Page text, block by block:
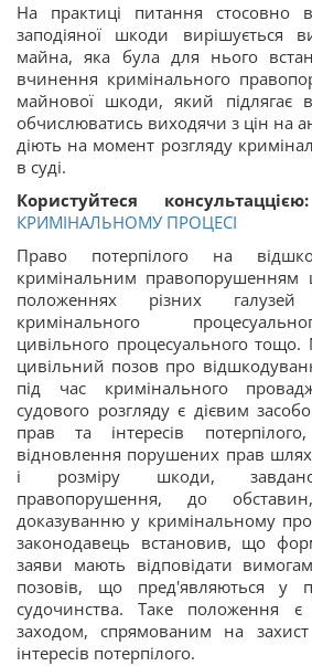
На практиці питання стосовно
заподіяної шкоди вирішується
майна, яка була для нього
вчинення кримінального
майнової шкоди, який підлягає
обчислюватись виходячи з цін на
діють на момент розгляду
в суді.
Користуйтеся консультаццією:
КРИМІНАЛЬНОМУ ПРОЦЕСІ
Право потерпілого на
кримінальним правопорушенням
положеннях різних
кримінального
цивільного процесуального тощо.
цивільний позов про
під час кримінального
судового розгляду є дієвим
прав та інтересів
відновлення порушених прав
і розміру шкоди,
правопорушення, до
доказуванню у кримінальному
законодавець встановив, що
заяви мають відповідати
позовів, що пред'являються у
судочинства. Таке положення
заходом, спрямованим на
інтересів потерпілого.